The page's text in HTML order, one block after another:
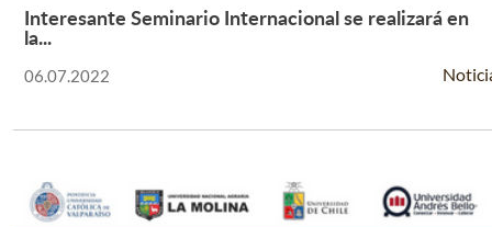
Leer Más +
Interesante Seminario Internacional se realizará en
la...
06.07.2022